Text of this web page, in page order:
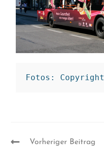
Fotos:
Vorheriger Beitrag